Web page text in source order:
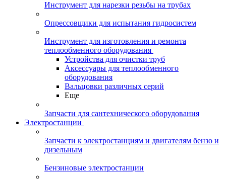
Инструмент для нарезки резьбы на трубах
Опрессовщики для испытания гидросистем
Инструмент для изготовления и ремонта
теплообменного оборудования
Устройства для очистки труб
Аксессуары для теплообменного
оборудования
Вальцовки различных серий
Еще
Запчасти для сантехнического оборудования
Электростанции
Запчасти к электростанциям и двигателям бензо и
дизельным
Бензиновые электростанции